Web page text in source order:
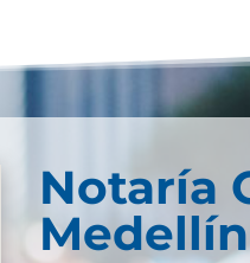
Notaría
Medellín